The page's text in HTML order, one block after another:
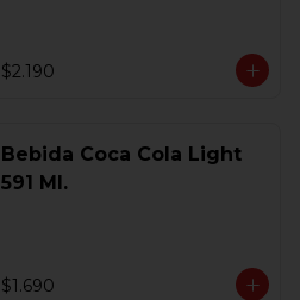
$2.190
Bebida Coca Cola Light
591 Ml.
$1.690